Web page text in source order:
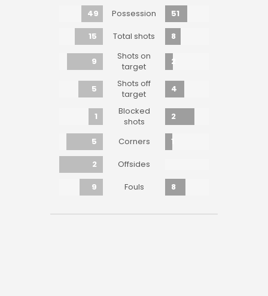
49 Possession
51
15
Total shots 8
9
Shots on
target
2
5
Shots off
target
4
1
Blocked
shots
2
5 Corners
1
2
Offsides
9
Fouls 8